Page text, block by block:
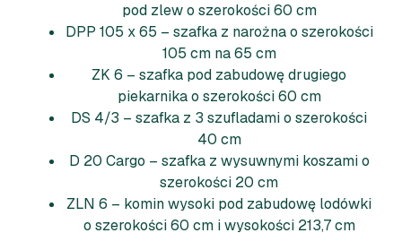
pod zlew o szerokości 60 cm
DPP 105 x 65 – szafka z narożna o szerokości
105 cm na 65 cm
ZK 6 – szafka pod zabudowę drugiego
piekarnika o szerokości 60 cm
DS 4/3 – szafka z 3 szufladami o szerokości
40 cm
D 20 Cargo – szafka z wysuwnymi koszami o
szerokości 20 cm
ZLN 6 – komin wysoki pod zabudowę lodówki
o szerokości 60 cm i wysokości 213,7 cm